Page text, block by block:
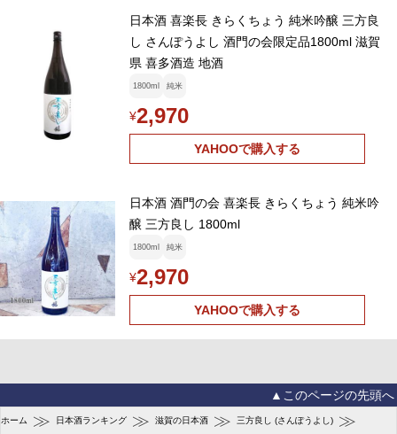
日本酒 喜楽長 きらくちょう 純米吟醸 三方良
し さんぽうよし 酒門の会限定品1800ml 滋賀
県 喜多酒造 地酒
1800ml 純米
¥2,970
YAHOOで購入する
日本酒 酒門の会 喜楽長 きらくちょう 純米吟
醸 三方良し 1800ml
1800ml 純米
¥2,970
YAHOOで購入する
▲このページの先頭へ
ホーム ≫ 日本酒ランキング ≫ 滋賀の日本酒 ≫ 三方良し (さんぽうよし) ≫